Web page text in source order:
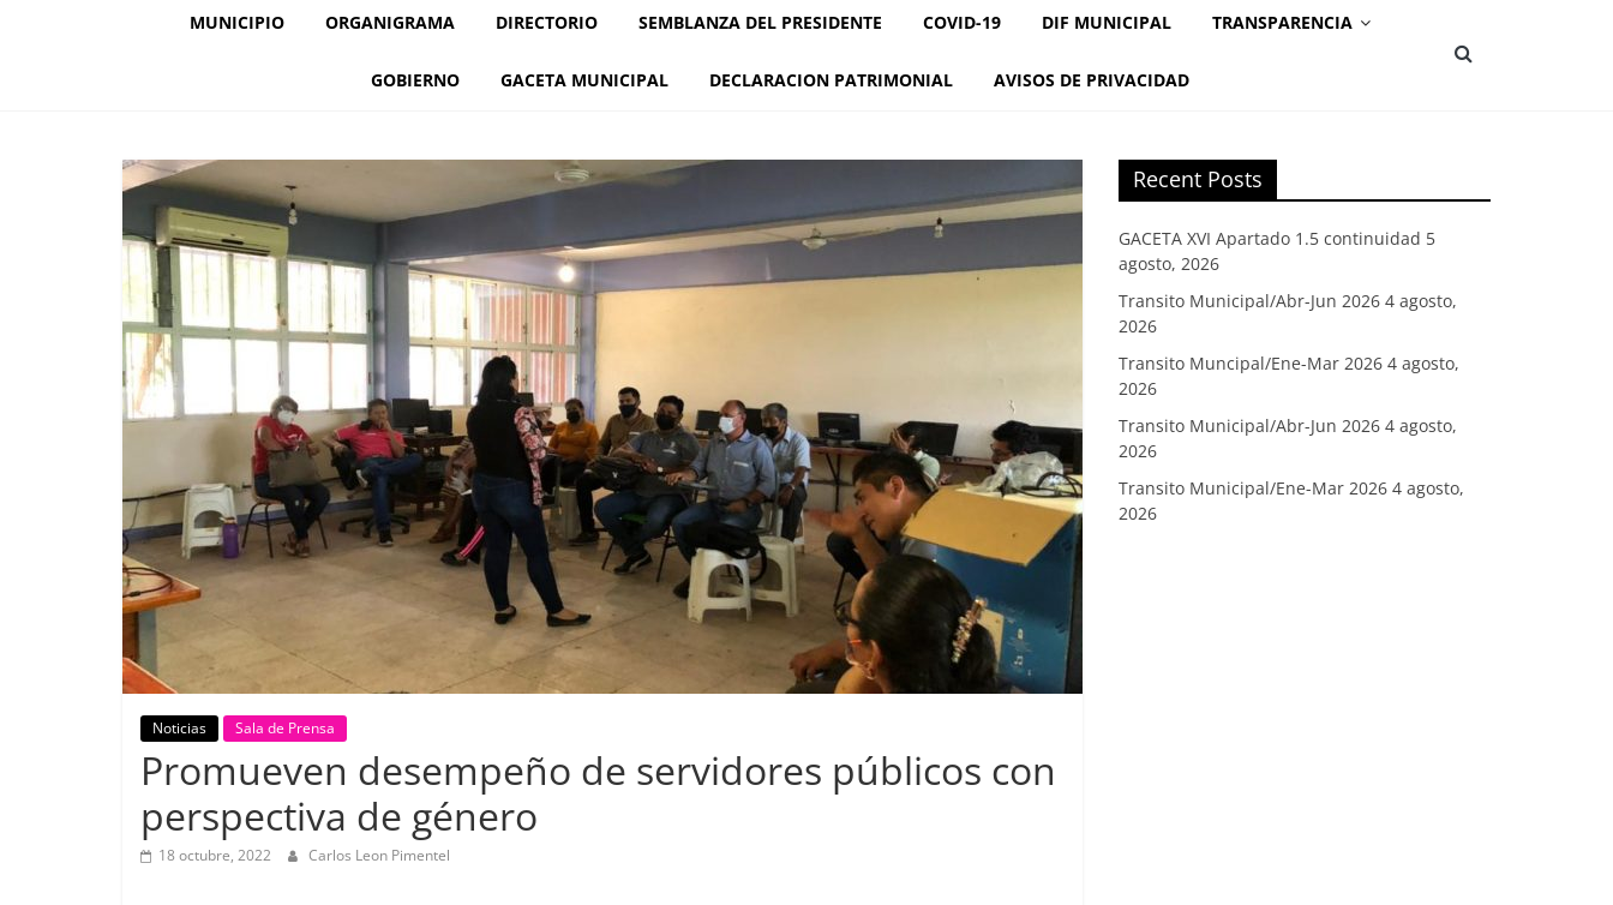
MUNICIPIO ORGANIGRAMA DIRECTORIO SEMBLANZA DEL PRESIDENTE COVID-19 DIF MUNICIPAL TRANSPARENCIA
GOBIERNO GACETA MUNICIPAL DECLARACION PATRIMONIAL AVISOS DE PRIVACIDAD
Noticias Sala de Prensa
Promueven desempeño de servidores públicos con
perspectiva de género
18 octubre, 2022 Carlos Leon Pimentel
Recent Posts
GACETA XVI Apartado 1.5 continuidad 5
agosto, 2026
Transito Municipal/Abr-Jun 2026 4 agosto,
2026
Transito Muncipal/Ene-Mar 2026 4 agosto,
2026
Transito Municipal/Abr-Jun 2026 4 agosto,
2026
Transito Municipal/Ene-Mar 2026 4 agosto,
2026